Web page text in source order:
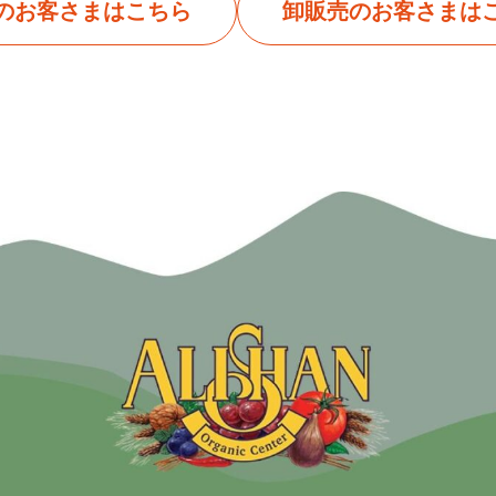
お客さまはこちら 卸販売のお客さまは